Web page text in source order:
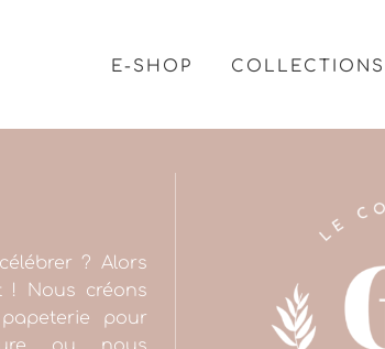
E-SHOP COLLECTIONS
? Alors
! Nous créons
pour